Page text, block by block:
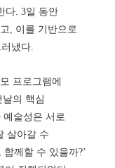
다. 3일 동안
, 이를 기반으로
냈다.
프로그램에
의 핵심
예술성은 서로
살아갈 수
께할 수 있을까?’